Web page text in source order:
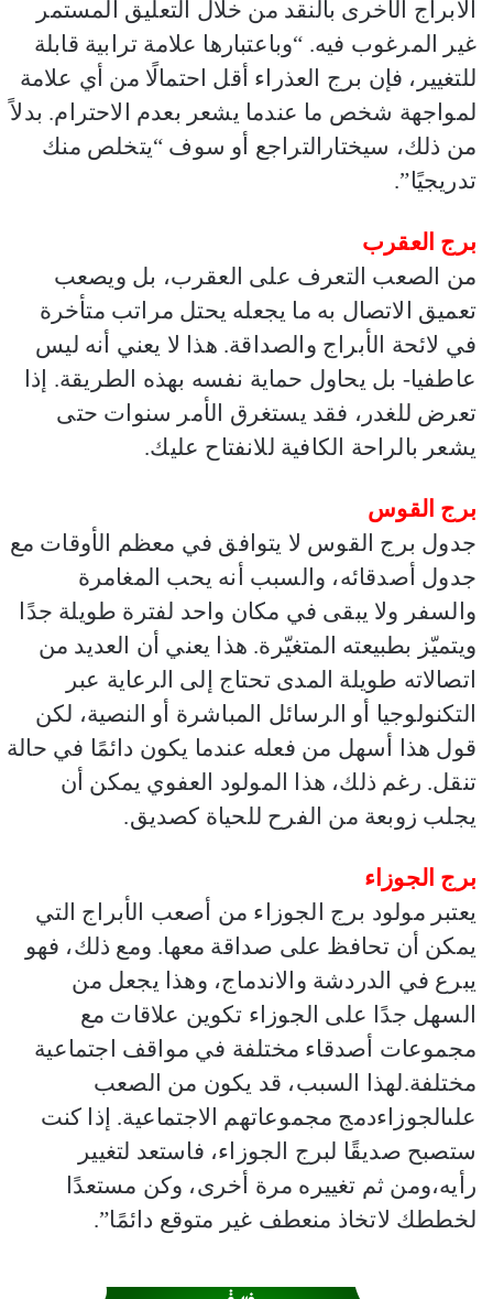
الابراج الأخرى بالنقد من خلال التعليق المستمر
غير المرغوب فيه. “وباعتبارها علامة ترابية قابلة
للتغيير، فإن برج العذراء أقل احتمالًا من أي علامة
لمواجهة شخص ما عندما يشعر بعدم الاحترام. بدلاً
من ذلك، سيختارالتراجع أو سوف “يتخلص منك
تدريجيًا”.
برج العقرب
من الصعب التعرف على العقرب، بل ويصعب
تعميق الاتصال به ما يجعله يحتل مراتب متأخرة
في لائحة الأبراج والصداقة. هذا لا يعني أنه ليس
عاطفيا- بل يحاول حماية نفسه بهذه الطريقة. إذا
تعرض للغدر، فقد يستغرق الأمر سنوات حتى
يشعر بالراحة الكافية للانفتاح عليك.
برج القوس
جدول برج القوس لا يتوافق في معظم الأوقات مع
جدول أصدقائه، والسبب أنه يحب المغامرة
والسفر ولا يبقى في مكان واحد لفترة طويلة جدًا
ويتميّز بطبيعته المتغيّرة. هذا يعني أن العديد من
اتصالاته طويلة المدى تحتاج إلى الرعاية عبر
التكنولوجيا أو الرسائل المباشرة أو النصية، لكن
قول هذا أسهل من فعله عندما يكون دائمًا في حالة
تنقل. رغم ذلك، هذا المولود العفوي يمكن أن
يجلب زوبعة من الفرح للحياة كصديق.
برج الجوزاء
يعتبر مولود برج الجوزاء من أصعب الأبراج التي
يمكن أن تحافظ على صداقة معها. ومع ذلك، فهو
يبرع في الدردشة والاندماج، وهذا يجعل من
السهل جدًا على الجوزاء تكوين علاقات مع
مجموعات أصدقاء مختلفة في مواقف اجتماعية
مختلفة.لهذا السبب، قد يكون من الصعب
علىالجوزاءدمج مجموعاتهم الاجتماعية. إذا كنت
ستصبح صديقًا لبرج الجوزاء، فاستعد لتغيير
رأيه،ومن ثم تغييره مرة أخرى، وكن مستعدًا
لخططك لاتخاذ منعطف غير متوقع دائمًا”.